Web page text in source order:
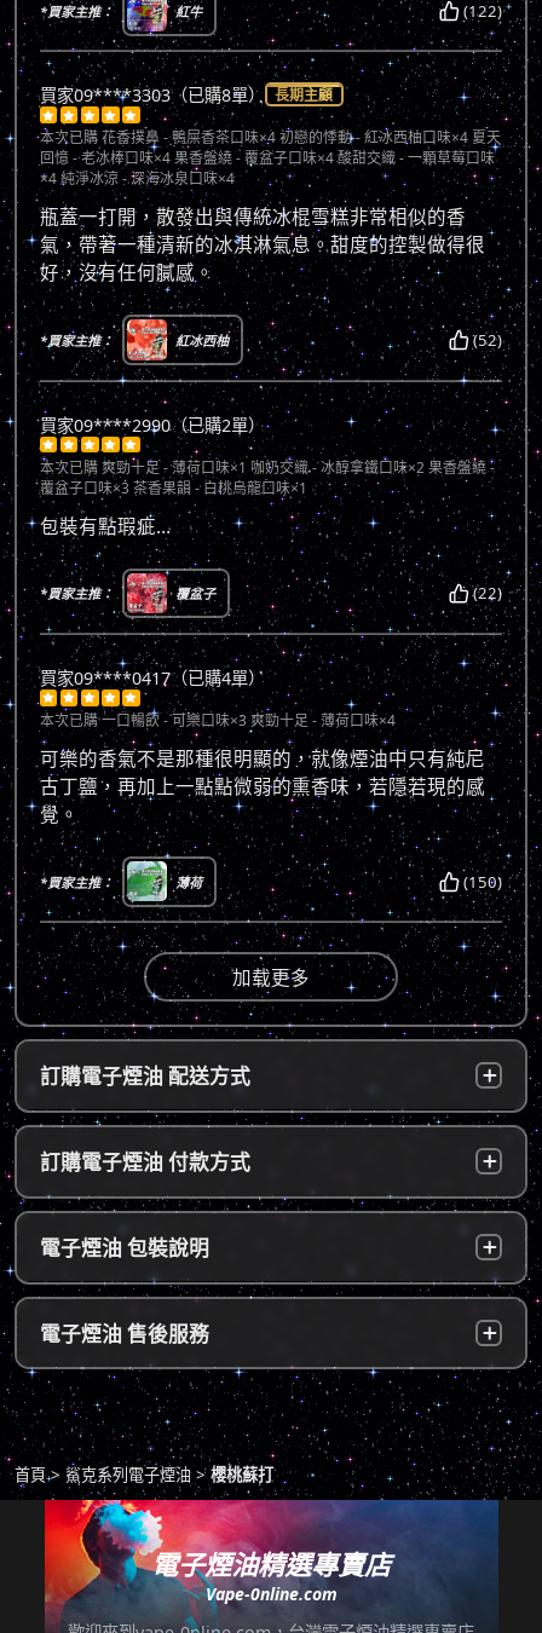
*買家主推： 紅牛 (122)
買家09****3303（已購8單） 長期主顧
    
本次已購花香撲鼻 - 鴨屎香茶口味×4 初戀的悸動 - 紅冰西柚口味×4 夏天
回憶 - 老冰棒口味×4 果香盤繞 - 覆盆子口味×4 酸甜交織 - 一顆草莓口味
×4 純淨冰涼 - 深海冰泉口味×4
瓶蓋一打開，散發出與傳統冰棍雪糕非常相似的香
氣，帶著一種清新的冰淇淋氣息。甜度的控製做得很
好，沒有任何膩感。
*買家主推： 紅冰西柚 (52)
買家09****2990（已購2單）
    
本次已購爽勁十足 - 薄荷口味×1 咖奶交織 - 冰醇拿鐵口味×2 果香盤繞 -
覆盆子口味×3 茶香果韻 - 白桃烏龍口味×1
包裝有點瑕疵…
*買家主推： 覆盆子 (22)
買家09****0417（已購4單）
    
本次已購一口暢飲 - 可樂口味×3 爽勁十足 - 薄荷口味×4
可樂的香氣不是那種很明顯的，就像煙油中只有純尼
古丁鹽，再加上一點點微弱的熏香味，若隱若現的感
覺。
*買家主推： 薄荷 (150)
加载更多
訂購電子煙油 配送方式
台灣本島：
a. 黑貓宅配：訂單成立後，24小時內寄出，2
～5個工作天內可送達指定地址。
b. 7-11便利店：訂單成立後，24小時內寄出，
2～5個工作天內可送達指定便利店。（ 如遇休
延。遇異常出貨情況，將另外通知您）。
*提示1：線上支付成功並至便利店取貨者須核
對證件，取貨人必須是商品託運單上的收件
人，收件人請勿使用暱稱、假名以免無法順利
取貨。
*提示2：至便利店付款並取貨者，請確認您提
交訂單時的暱稱與包裹是否一致，順利付款後
即可取貨。
*提示3：使用超商到店未取貨者，或會影響
「超商取貨信用」而導致無法再次使用超商取
貨服務，請顧客及時前往取貨。
訂購電子煙油 付款方式
貨到付款：
使用貨到付款方式只需於配達貨物時，將訂單
款項以新台幣現金的方式繳款，即可完成付
款。
超商付款：
訂單送達門市後，會寄送簡訊通知取貨，請至
超商告知門市人員您訂購時所填寫的聯絡電話
後三碼，並付款取貨。
電子煙油 包裝說明
隱密包裝：
由於台灣法律政策原因，包裝上不會註明內容
物，謝謝理解。
電子煙油 售後服務
退換貨原則 包裹拆封請全程錄影，已確保雙方權益。
商品若有任何瑕疵問題，請拍照/錄影並聯絡本
站客服，以利於退/換貨保固處理。
七天鑑賞期內有任何非人為問題，可免費退/換
貨。超過七天鑑賞期後若要退/換全新未拆封非
瑕疵商品，將收取總金額的20%服務費，並需
自行承擔來回運費。
首頁 鯊克系列電子煙油 櫻桃蘇打
電子煙油精選專賣店
Vape-0nline.com